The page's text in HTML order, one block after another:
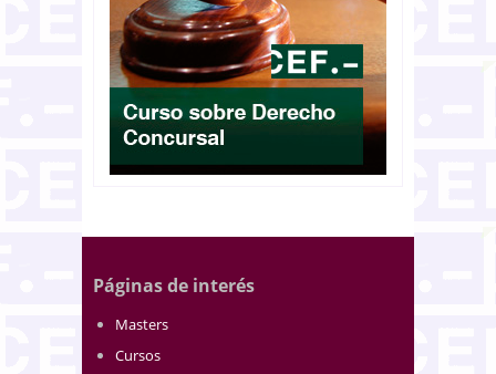
Páginas de interés
Masters
Cursos